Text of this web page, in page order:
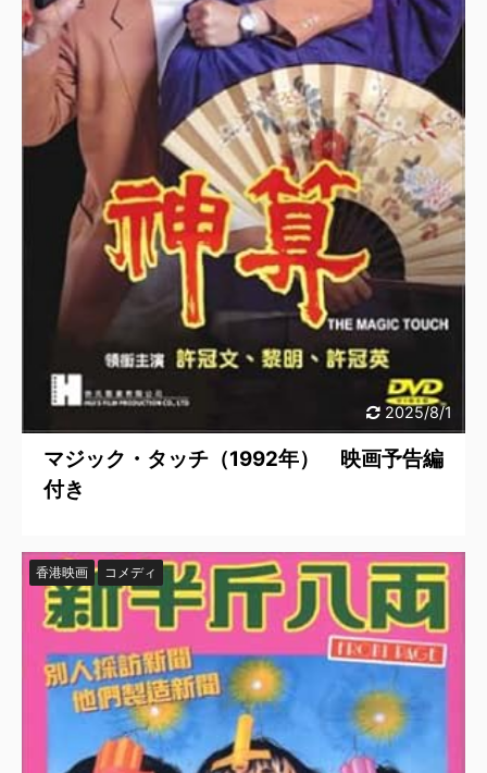
2025/8/1
マジック・タッチ（1992年） 映画予告編
付き
香港映画 コメディ